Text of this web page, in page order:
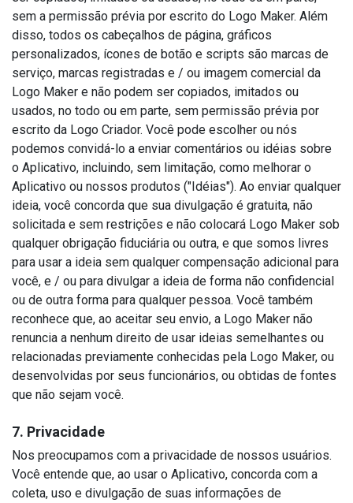
sem a permissão prévia por escrito do Logo Maker. Além
disso, todos os cabeçalhos de página, gráficos
personalizados, ícones de botão e scripts são marcas de
serviço, marcas registradas e / ou imagem comercial da
Logo Maker e não podem ser copiados, imitados ou
usados, no todo ou em parte, sem permissão prévia por
escrito da Logo Criador. Você pode escolher ou nós
podemos convidá-lo a enviar comentários ou idéias sobre
o Aplicativo, incluindo, sem limitação, como melhorar o
Aplicativo ou nossos produtos ("Idéias"). Ao enviar qualquer
ideia, você concorda que sua divulgação é gratuita, não
solicitada e sem restrições e não colocará Logo Maker sob
qualquer obrigação fiduciária ou outra, e que somos livres
para usar a ideia sem qualquer compensação adicional para
você, e / ou para divulgar a ideia de forma não confidencial
ou de outra forma para qualquer pessoa. Você também
reconhece que, ao aceitar seu envio, a Logo Maker não
renuncia a nenhum direito de usar ideias semelhantes ou
relacionadas previamente conhecidas pela Logo Maker, ou
desenvolvidas por seus funcionários, ou obtidas de fontes
que não sejam você.
7. Privacidade
Nos preocupamos com a privacidade de nossos usuários.
Você entende que, ao usar o Aplicativo, concorda com a
coleta, uso e divulgação de suas informações de